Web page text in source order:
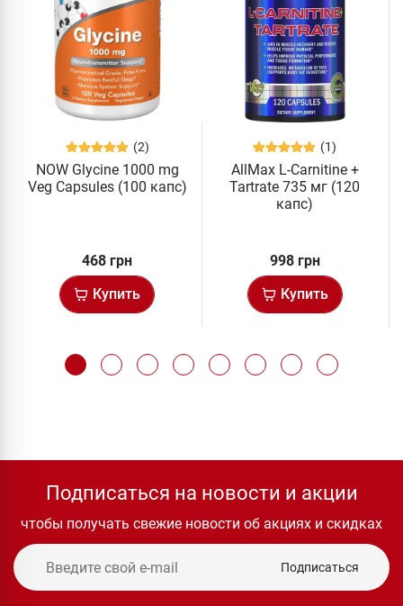
(2)
NOW Glycine 1000 mg
Veg Capsules (100 капс)
468 грн
Купить
(1)
AllMax L-Carnitine +
Tartrate 735 мг (120
капс)
998 грн
Купить
Подписаться на новости и акции
чтобы получать свежие новости об акциях и скидках
Подписаться